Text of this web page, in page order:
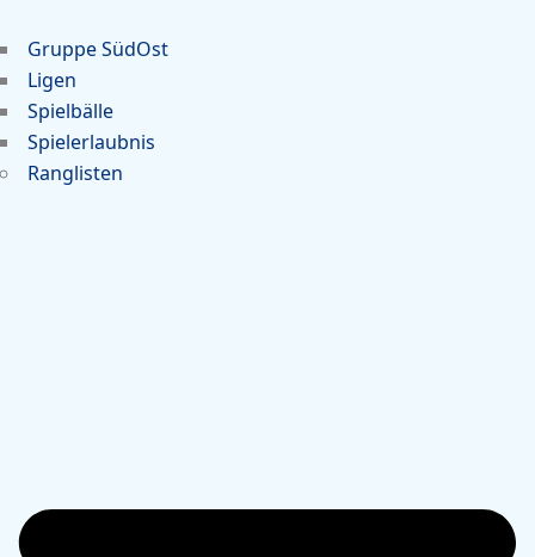
Gruppe SüdOst
Ligen
Spielbälle
Spielerlaubnis
Ranglisten